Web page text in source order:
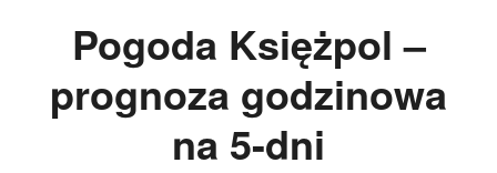
Pogoda Księżpol –
prognoza godzinowa
na 5-dni